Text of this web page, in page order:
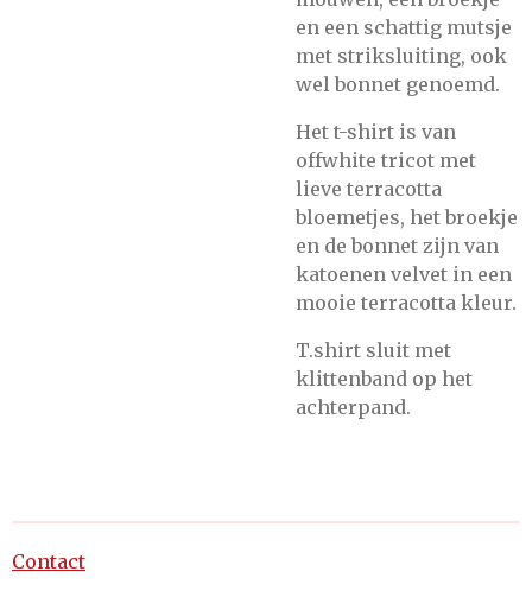
en een schattig mutsje
met striksluiting, ook
wel bonnet genoemd.
Het t-shirt is van
offwhite tricot met
lieve terracotta
bloemetjes, het broekje
en de bonnet zijn van
katoenen velvet in een
mooie terracotta kleur.
T.shirt sluit met
klittenband op het
achterpand.
Contact